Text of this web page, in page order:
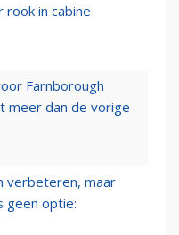
in cabine
Farnborough
meer dan de vorige
verbeteren, maar
geen optie: